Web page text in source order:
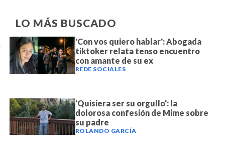
LO MÁS BUSCADO
'Con vos quiero hablar': Abogada
tiktoker relata tenso encuentro
con amante de su ex
REDE SOCIALES
'Quisiera ser su orgullo': la
dolorosa confesión de Mime sobre
su padre
ROLANDO GARCÍA